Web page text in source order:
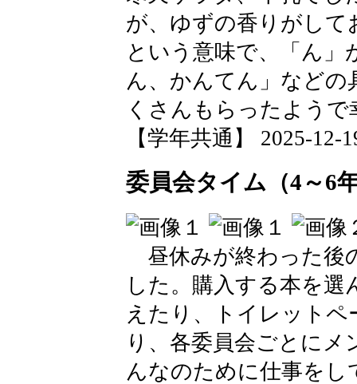
が、ゆずの香りがし
という意味で、「ん
ん、かんてん」など
くさんもらったよう
【学年共通】 2025-12-
委員会タイム（4～6
昼休みが終わった後
した。購入する本を
えたり、トイレット
り、各委員会ごとに
んなのために仕事をし